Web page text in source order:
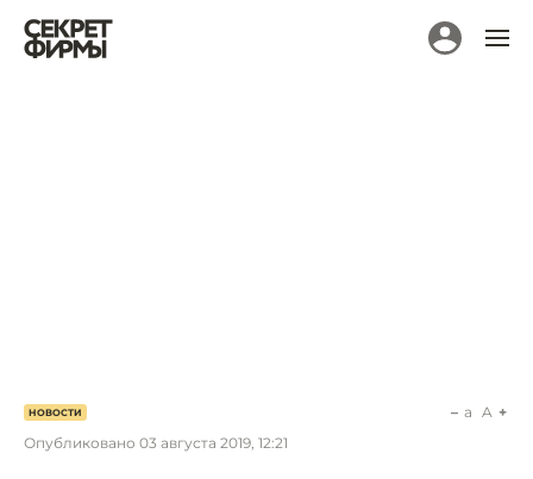
НОВОСТИ
Опубликовано 03 августа 2019, 12:21
a A